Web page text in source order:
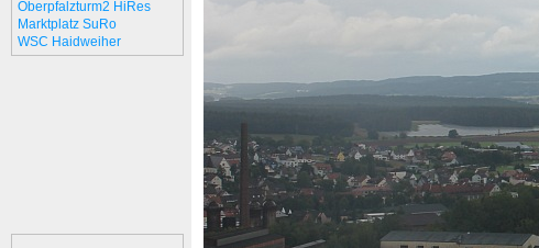
Oberpfalzturm2 HiRes
Marktplatz SuRo
WSC Haidweiher